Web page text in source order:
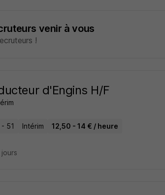
venir à vous
!
d'Engins H/F
- 51 Intérim 12,50 - 14 € / heure